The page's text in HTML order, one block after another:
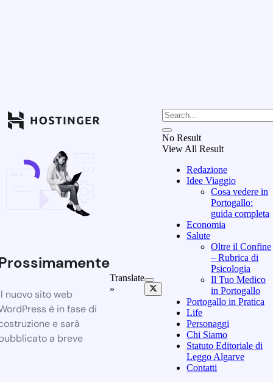
nuovo sito web
è in fase di
e sarà
a breve
Translate
»
No Result
View All Result
Redazione
Idee Viaggio
Cosa vedere in
Portogallo:
guida completa
Economia
Salute
Oltre il Confine
– Rubrica di
Psicologia
Il Tuo Medico
in Portogallo
Portogallo in Pratica
Life
Personaggi
Chi Siamo
Statuto Editoriale di
Leggo Algarve
Contatti